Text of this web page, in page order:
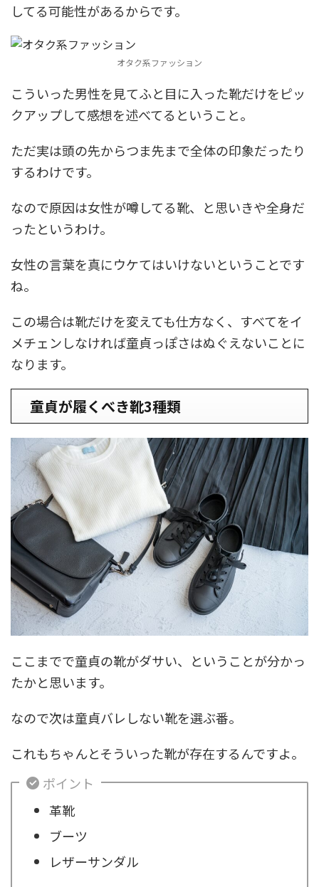
してる可能性があるからです。
オタク系ファッション
こういった男性を見てふと目に入った靴だけをピッ
クアップして感想を述べてるということ。
ただ実は頭の先からつま先まで全体の印象だったり
するわけです。
なので原因は女性が噂してる靴、と思いきや全身だ
ったというわけ。
女性の言葉を真にウケてはいけないということです
ね。
この場合は靴だけを変えても仕方なく、すべてをイ
メチェンしなければ童貞っぽさはぬぐえないことに
なります。
童貞が履くべき靴3種類
ここまでで童貞の靴がダサい、ということが分かっ
たかと思います。
なので次は童貞バレしない靴を選ぶ番。
これもちゃんとそういった靴が存在するんですよ。
ポイント
革靴
ブーツ
レザーサンダル